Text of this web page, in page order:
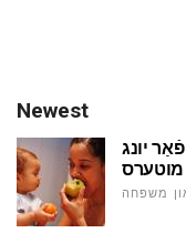
Newest
יונג
מוטערס
משפּחה